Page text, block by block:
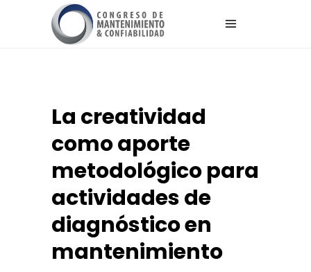
La creatividad
como aporte
metodológico para
actividades de
diagnóstico en
mantenimiento